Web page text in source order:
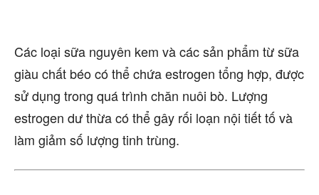
Các loại sữa nguyên kem và các sản phẩm từ sữa
giàu chất béo có thể chứa estrogen tổng hợp, được
sử dụng trong quá trình chăn nuôi bò. Lượng
estrogen dư thừa có thể gây rối loạn nội tiết tố và
làm giảm số lượng tinh trùng.